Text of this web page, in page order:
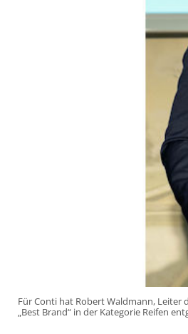
Für Conti hat Robert Waldmann, Leiter
„Best Brand“ in der Kategorie Reifen